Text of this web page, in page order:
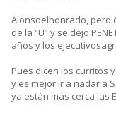
Alonsoelhonrado,
de la “U” y se dejo
años y los
Pues dicen los curritos
y es mejor ir a nadar a
ya están más cerca las